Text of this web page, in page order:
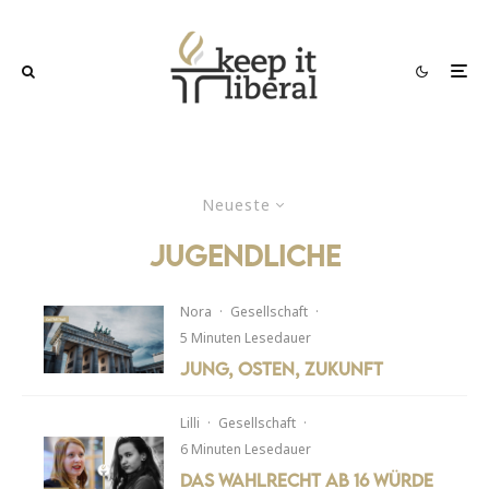
Neueste
jugendliche
Nora · Gesellschaft ·
5 Minuten Lesedauer
Jung, Osten, Zukunft
Lilli · Gesellschaft ·
6 Minuten Lesedauer
Das Wahlrecht ab 16 würde